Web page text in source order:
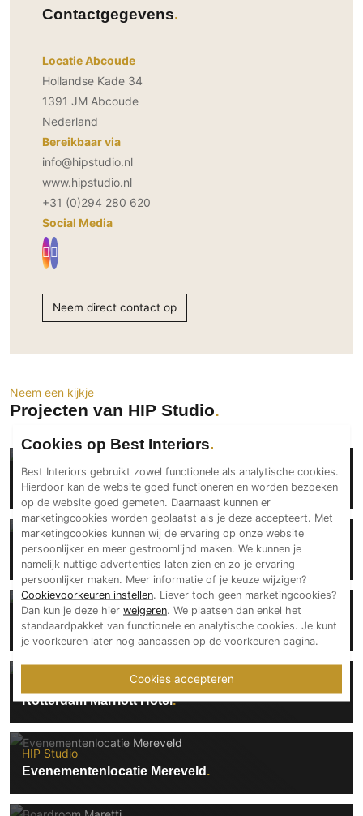
Vloeren
Beton Ciré vloeren
PVC vloeren
Gietvloeren
Houten vloeren
Natuursteen en keramiek vloeren
Vloerkleden
Afwerking
Wandafwerking
Behang / Wandtextiel
Leer
Stucwerk
Technologie
Audio/Video
Thuisbioscoop
Domotica
Mirror TV
Fitnessapparatuur
Wifi
Overig
Akoestiek
Binnenzwembaden
Wellness
Wijnkelder en wijnkasten
Contactgegevens
Locatie Abcoude
Hollandse Kade 34
1391 JM Abcoude
Nederland
Bereikbaar via
info@hipstudio.nl
www.hipstudio.nl
+31 (0)294 280 620
Social Media
Neem direct contact op
Neem een kijkje
Projecten van HIP Studio
HIP Studio
Sandton Eindhoven
HIP Studio
Ron Gastrobar
HIP Studio
Ron Gastrobar Indonesia Downtown
Rotterdam Marriott Hotel
HIP Studio
Evenementenlocatie Mereveld
Cookies op Best Interiors
Best Interiors gebruikt zowel functionele als analytische cookies.
Hierdoor kan de website goed functioneren en worden bezoeken
op de website goed gemeten. Daarnaast kunnen er
marketingcookies worden geplaatst als je deze accepteert. Met
marketingcookies kunnen wij de ervaring op onze website
persoonlijker en meer gestroomlijnd maken. We kunnen je
namelijk nuttige advertenties laten zien en zo je ervaring
persoonlijker maken. Meer informatie of je keuze wijzigen?
Cookievoorkeuren instellen. Liever toch geen marketingcookies?
Dan kun je deze hier weigeren. We plaatsen dan enkel het
standaardpakket van functionele en analytische cookies. Je kunt
je voorkeuren later nog aanpassen op de voorkeuren pagina.
Cookies accepteren